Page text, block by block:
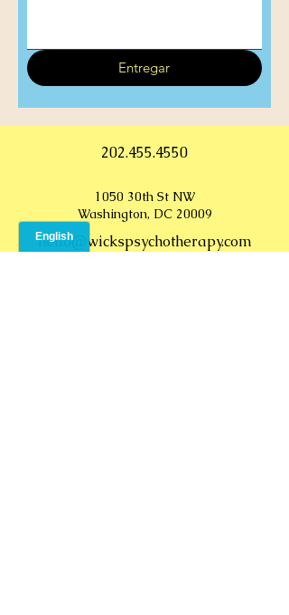
Entregar
202.455.4550
1050 30th St NW
Washington, DC 20009
hello@wickspsychotherapy.com